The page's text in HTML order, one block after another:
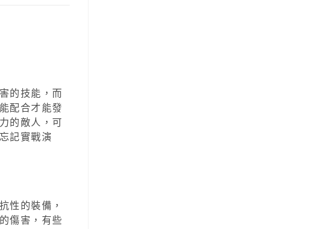
的技能，而
配合才能發
的敵人，可
記實戰演
性的裝備，
傷害，有些